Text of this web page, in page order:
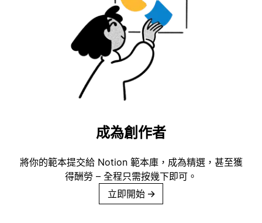
成為創作者
將你的範本提交給 Notion 範本庫，成為精選，甚至獲
得酬勞 – 全程只需按幾下即可。
立即開始 →